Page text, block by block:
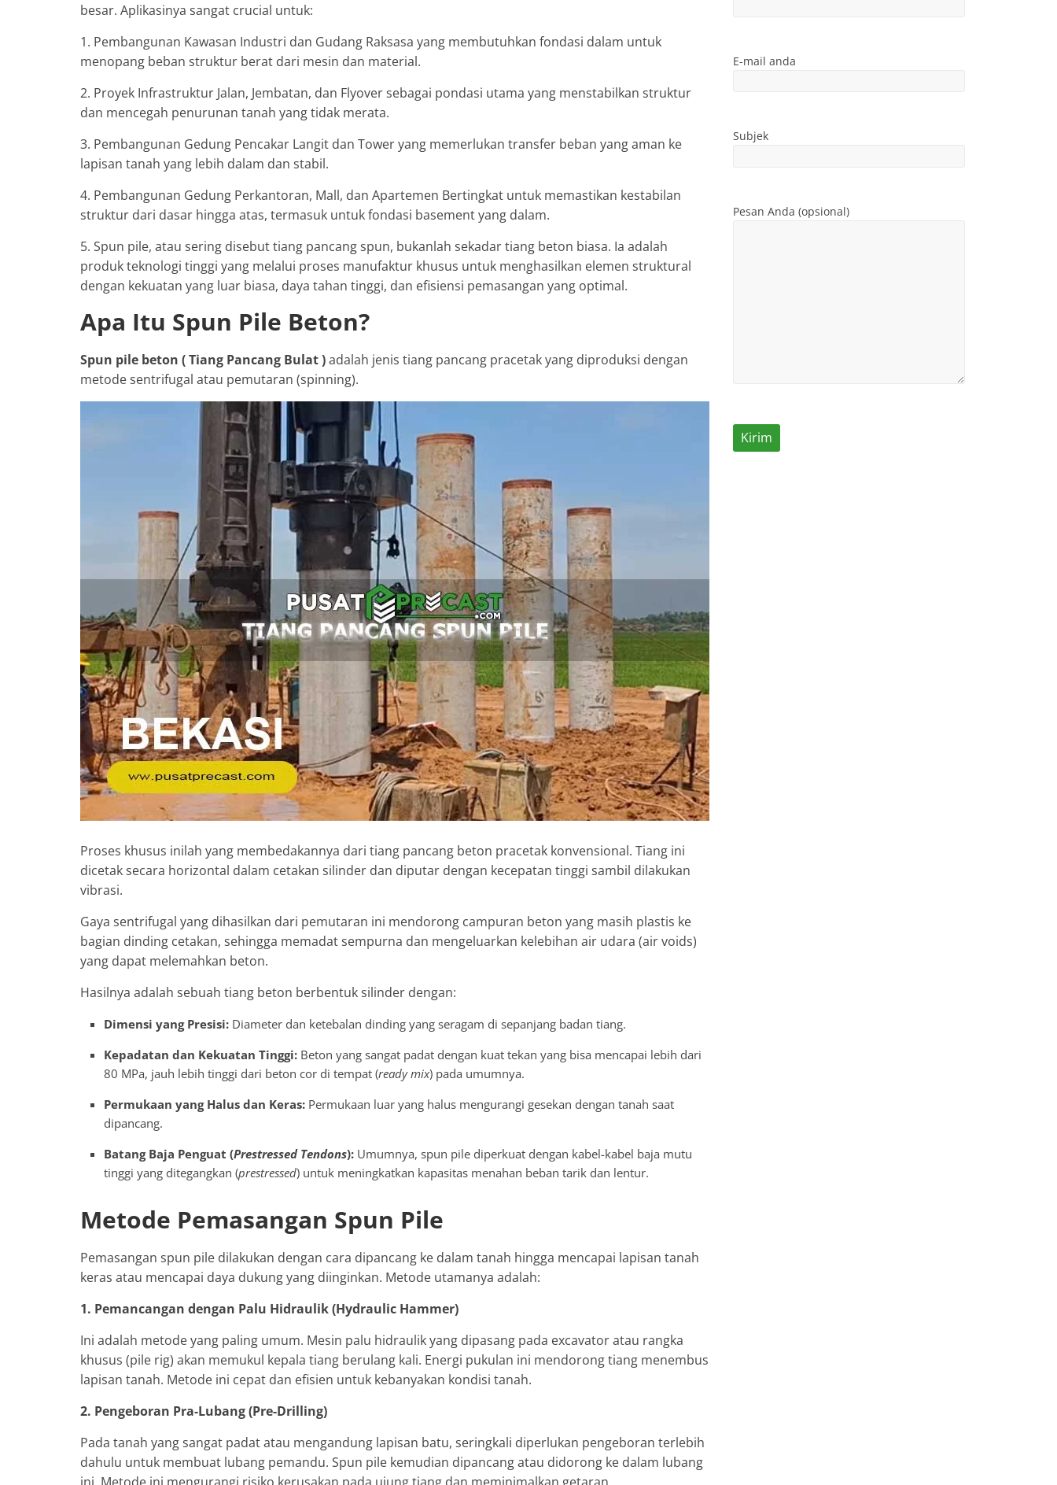
besar. Aplikasinya sangat crucial untuk:
1. Pembangunan Kawasan Industri dan Gudang Raksasa yang membutuhkan fondasi dalam untuk
menopang beban struktur berat dari mesin dan material.
2. Proyek Infrastruktur Jalan, Jembatan, dan Flyover sebagai pondasi utama yang menstabilkan struktur
dan mencegah penurunan tanah yang tidak merata.
3. Pembangunan Gedung Pencakar Langit dan Tower yang memerlukan transfer beban yang aman ke
lapisan tanah yang lebih dalam dan stabil.
4. Pembangunan Gedung Perkantoran, Mall, dan Apartemen Bertingkat untuk memastikan kestabilan
struktur dari dasar hingga atas, termasuk untuk fondasi basement yang dalam.
5. Spun pile, atau sering disebut tiang pancang spun, bukanlah sekadar tiang beton biasa. Ia adalah
produk teknologi tinggi yang melalui proses manufaktur khusus untuk menghasilkan elemen struktural
dengan kekuatan yang luar biasa, daya tahan tinggi, dan efisiensi pemasangan yang optimal.
Apa Itu Spun Pile Beton?
Spun pile beton ( Tiang Pancang Bulat )adalah jenis tiang pancang pracetak yang diproduksi dengan
metode sentrifugal atau pemutaran (spinning).
Proses khusus inilah yang membedakannya dari tiang pancang beton pracetak konvensional. Tiang ini
dicetak secara horizontal dalam cetakan silinder dan diputar dengan kecepatan tinggi sambil dilakukan
vibrasi.
Gaya sentrifugal yang dihasilkan dari pemutaran ini mendorong campuran beton yang masih plastis ke
bagian dinding cetakan, sehingga memadat sempurna dan mengeluarkan kelebihan air udara (air voids)
yang dapat melemahkan beton.
Hasilnya adalah sebuah tiang beton berbentuk silinder dengan:
Dimensi yang Presisi: Diameter dan ketebalan dinding yang seragam di sepanjang badan tiang.
Kepadatan dan Kekuatan Tinggi: Beton yang sangat padat dengan kuat tekan yang bisa mencapai lebih dari
80 MPa, jauh lebih tinggi dari beton cor di tempat (ready mix) pada umumnya.
Permukaan yang Halus dan Keras: Permukaan luar yang halus mengurangi gesekan dengan tanah saat
dipancang.
Batang Baja Penguat (Prestressed Tendons): Umumnya, spun pile diperkuat dengan kabel-kabel baja mutu
tinggi yang ditegangkan (prestressed) untuk meningkatkan kapasitas menahan beban tarik dan lentur.
Metode Pemasangan Spun Pile
Pemasangan spun pile dilakukan dengan cara dipancang ke dalam tanah hingga mencapai lapisan tanah
keras atau mencapai daya dukung yang diinginkan. Metode utamanya adalah:
1. Pemancangan dengan Palu Hidraulik (Hydraulic Hammer)
Ini adalah metode yang paling umum. Mesin palu hidraulik yang dipasang pada excavator atau rangka
khusus (pile rig) akan memukul kepala tiang berulang kali. Energi pukulan ini mendorong tiang menembus
lapisan tanah. Metode ini cepat dan efisien untuk kebanyakan kondisi tanah.
2. Pengeboran Pra-Lubang (Pre-Drilling)
Pada tanah yang sangat padat atau mengandung lapisan batu, seringkali diperlukan pengeboran terlebih
dahulu untuk membuat lubang pemandu. Spun pile kemudian dipancang atau didorong ke dalam lubang
E-mail anda
Subjek
Pesan Anda (opsional)